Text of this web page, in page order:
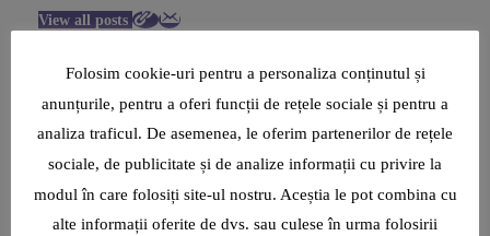
View all posts
TAGS : ARTA CITY LIFE CULTURA IASI PREMIERA
STAGIUNE
TEATRU
TEATRUL NATIONAL IASI
Folosim cookie-uri pentru a personaliza conținutul și
anunțurile, pentru a oferi funcții de rețele sociale și pentru a
analiza traficul. De asemenea, le oferim partenerilor de rețele
sociale, de publicitate și de analize informații cu privire la
modul în care folosiți site-ul nostru. Aceștia le pot combina cu
alte informații oferite de dvs. sau culese în urma folosirii